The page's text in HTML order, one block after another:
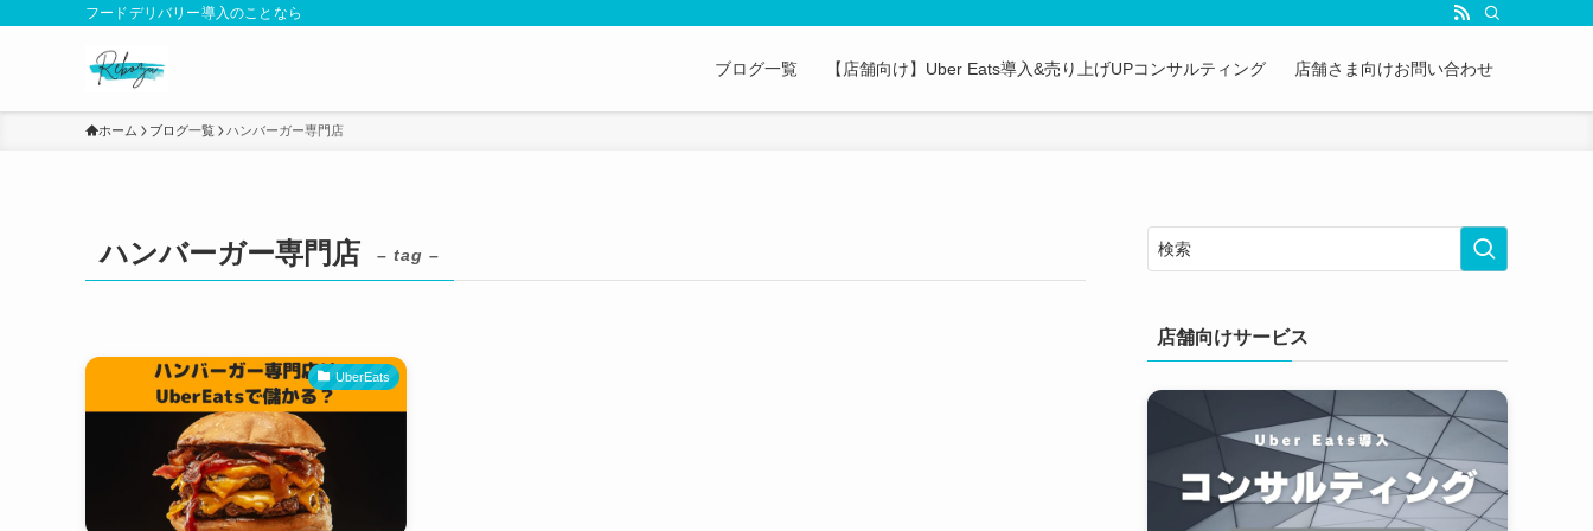
フードデリバリー導入のことなら
ブログ一覧 【店舗向け】Uber Eats導入&売り上げUPコンサルティング 店舗さま向けお問い合わせ
ホーム ブログ一覧 ハンバーガー専門店
ハンバーガー専門店 – tag –
UberEats
店舗向けサービス